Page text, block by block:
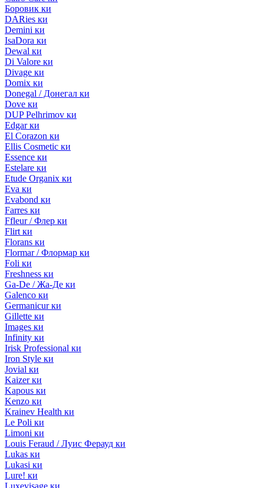
Боровик ки
DARies ки
Demini ки
IsaDora ки
Dewal ки
Di Valore ки
Divage ки
Domix ки
Donegal / Донегал ки
Dove ки
DUP Pelhrimov ки
Edgar ки
El Corazon ки
Ellis Cosmetic ки
Essence ки
Estelare ки
Etude Organix ки
Eva ки
Evabond ки
Farres ки
Ffleur / Флер ки
Flirt ки
Florans ки
Flormar / Флормар ки
Foli ки
Freshness ки
Ga-De / Жа-Де ки
Galenco ки
Germanicur ки
Gillette ки
Images ки
Infinity ки
Irisk Professional ки
Iron Style ки
Jovial ки
Kaizer ки
Kapous ки
Kenzo ки
Krainev Health ки
Le Poli ки
Limoni ки
Louis Feraud / Луис Ферауд ки
Lukas ки
Lukasi ки
Lure! ки